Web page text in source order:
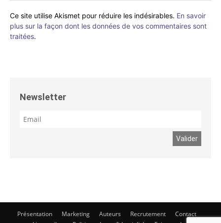
Ce site utilise Akismet pour réduire les indésirables. En savoir
plus sur la façon dont les données de vos commentaires sont
traitées.
Newsletter
Présentation Marketing Auteurs Recrutement
Contact